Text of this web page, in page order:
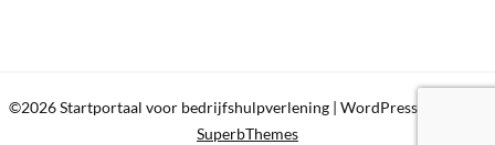
©2026 Startportaal voor bedrijfshulpverlening | WordPress Theme by
SuperbThemes